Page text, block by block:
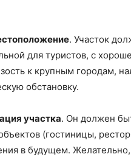
. Участок
для туристов, с
к крупным городам,
обстановку.
участка. Он должен
(гостиницы,
в будущем.